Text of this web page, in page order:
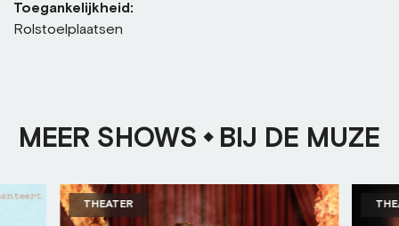
Toegankelijkheid:
Rolstoelplaatsen
MEER SHOWS BIJ DE MUZE
THEATER